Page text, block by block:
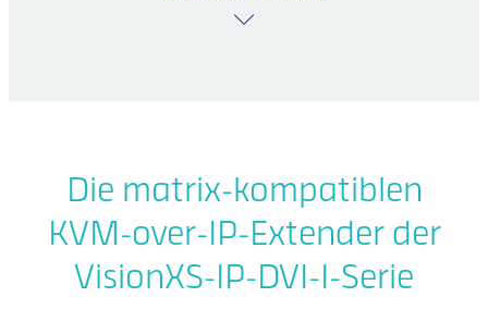
Die matrix-kompatiblen
KVM-over-IP-Extender der
VisionXS-IP-DVI-I-Serie